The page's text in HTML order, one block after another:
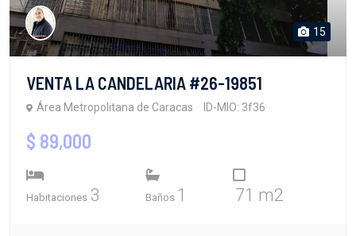
15
VENTA LA CANDELARIA #26-19851
Área Metropolitana de Caracas ID-MIO: 3f36
$ 89,000
Habitaciones 3 Baños 1 71 m2